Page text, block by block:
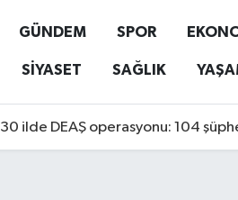
GÜNDEM SPOR
SİYASET SAĞLIK
30 ilde DEAŞ operasyonu: 104